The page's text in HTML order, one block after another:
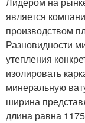
является
производством
Разновидности
утепления
изолировать
минеральную
ширина
длина равна